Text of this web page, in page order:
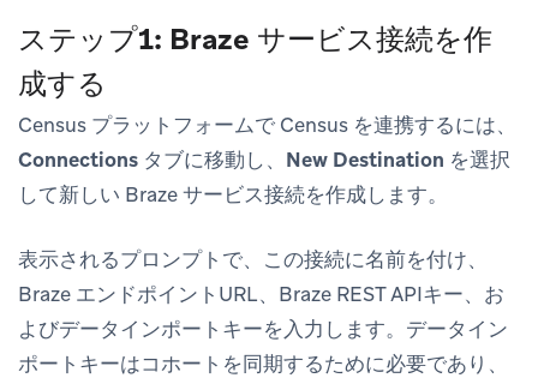
ステップ1: Braze サービス接続を作
成する
Census プラットフォームで Census を連携するには、
Connections タブに移動し、 New Destination を選択
して新しい Braze サービス接続を作成します。
表示されるプロンプトで、この接続に名前を付け、
Braze エンドポイントURL、Braze REST APIキー、お
よびデータインポートキーを入力します。データイン
ポートキーはコホートを同期するために必要であり、